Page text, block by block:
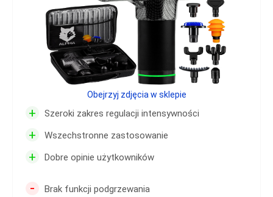
+ Szeroki zakres regulacji intensywności
+ Wszechstronne zastosowanie
+ Dobre opinie użytkowników
- Brak funkcji podgrzewania
Obejrzyj zdjęcia w sklepie